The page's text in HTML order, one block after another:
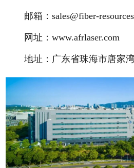
邮箱：sales@fiber-
网址：www.afrlaser.com
地址：广东省珠海市唐家湾